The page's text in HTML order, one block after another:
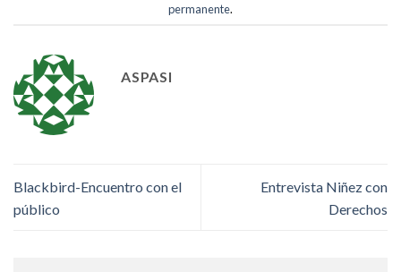
permanente.
ASPASI
Blackbird-Encuentro con el
público
Entrevista Niñez con
Derechos